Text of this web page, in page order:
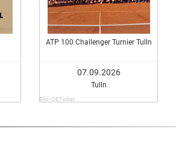
ATP 100 Challenger Turnier Tulln
07.09.2026
Tulln
Bild: OETicket